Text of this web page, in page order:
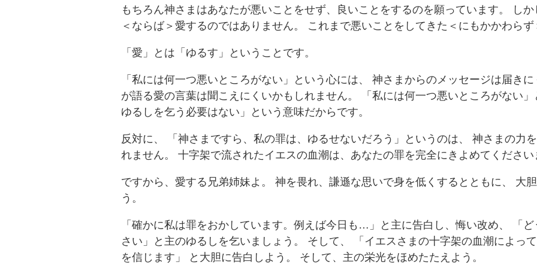
もちろん神さまはあなたが悪いことをせず、良いことをするのを願っています。 し
＜ならば＞愛するのではありません。 これまで悪いことをしてきた＜にもかかわら
「愛」とは「ゆるす」ということです。
「私には何一つ悪いところがない」という心には、 神さまからのメッセージは届き
が語る愛の言葉は聞こえにくいかもしれません。 「私には何一つ悪いところがない
ゆるしを乞う必要はない」という意味だからです。
反対に、 「神さまですら、私の罪は、ゆるせないだろう」というのは、 神さまの力
れません。 十字架で流されたイエスの血潮は、あなたの罪を完全にきよめてください
ですから、愛する兄弟姉妹よ。 神を畏れ、謙遜な思いで身を低くするとともに、 大
う。
「確かに私は罪をおかしています。例えば今日も…」と主に告白し、悔い改め、 「
さい」と主のゆるしを乞いましょう。 そして、 「イエスさまの十字架の血潮によっ
を信じます」 と大胆に告白しよう。 そして、主の栄光をほめたたえよう。